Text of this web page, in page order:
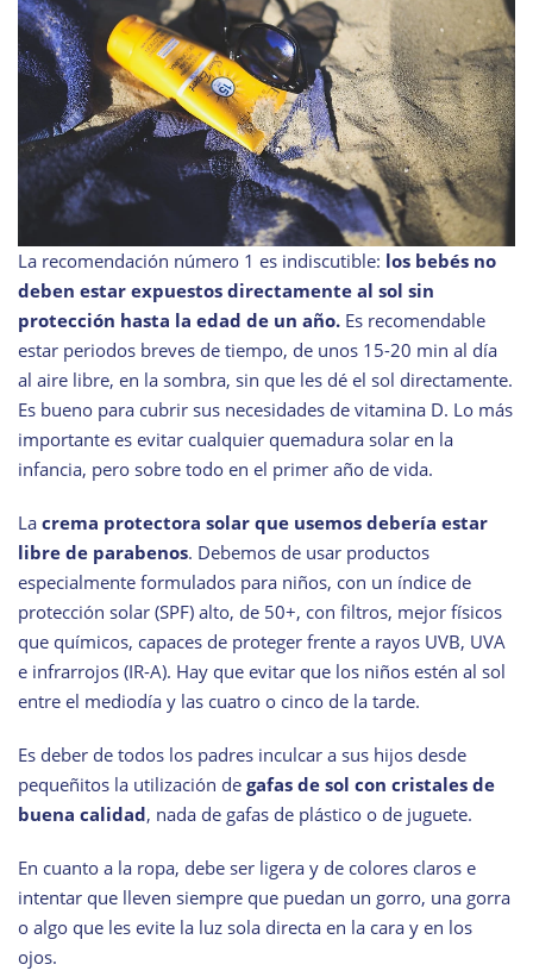
La recomendación número 1 es indiscutible: los bebés no
deben estar expuestos directamente al sol sin
protección hasta la edad de un año. Es recomendable
estar periodos breves de tiempo, de unos 15-20 min al día
al aire libre, en la sombra, sin que les dé el sol directamente.
Es bueno para cubrir sus necesidades de vitamina D. Lo más
importante es evitar cualquier quemadura solar en la
infancia, pero sobre todo en el primer año de vida.
La crema protectora solar que usemos debería estar
libre de parabenos. Debemos de usar productos
especialmente formulados para niños, con un índice de
protección solar (SPF) alto, de 50+, con filtros, mejor físicos
que químicos, capaces de proteger frente a rayos UVB, UVA
e infrarrojos (IR-A). Hay que evitar que los niños estén al sol
entre el mediodía y las cuatro o cinco de la tarde.
Es deber de todos los padres inculcar a sus hijos desde
pequeñitos la utilización de gafas de sol con cristales de
buena calidad, nada de gafas de plástico o de juguete.
En cuanto a la ropa, debe ser ligera y de colores claros e
intentar que lleven siempre que puedan un gorro, una gorra
o algo que les evite la luz sola directa en la cara y en los
ojos.